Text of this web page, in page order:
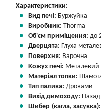
Характеристики:
Вид печі: Буржуйка
Виробник: Thorma
Об'єм приміщення: до
Дверцята: Глуха
Поверхня: Варочна
Кожух печі: Металевий
Матеріал топки:
Тип палива: Дровами
Вихід димоходу: Назад
Шибер (кагла,